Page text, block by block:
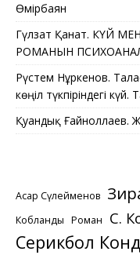
Өмірбаян
Гүлзат Қанат. КҮЙ
РОМАНЫН
Рүстем Нұркенов.
көңіл түкпіріндегі
Қуандық Ғайноллаев.
Асқар Сүлейменов
Кобланды Роман С.
Серикбол